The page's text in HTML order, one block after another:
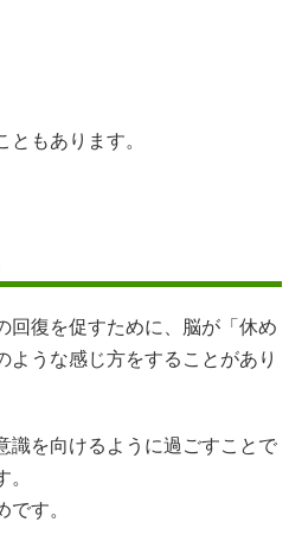
ともあります。
回復を促すために、脳が「休め
ような感じ方をすることがあり
識を向けるように過ごすことで
す。